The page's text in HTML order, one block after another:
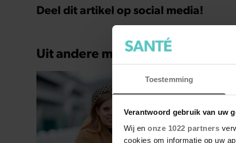
Toestemming
Verantwoord gebruik van uw
Wij en onze 1022 partners
cookies om informatie op uw
Deel dit artikel op social media!
Uit andere media